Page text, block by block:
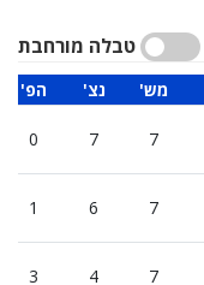
טבלה מורחבת
'הפ 'נצ 'מש
0 7 7
1 6 7
3 4 7